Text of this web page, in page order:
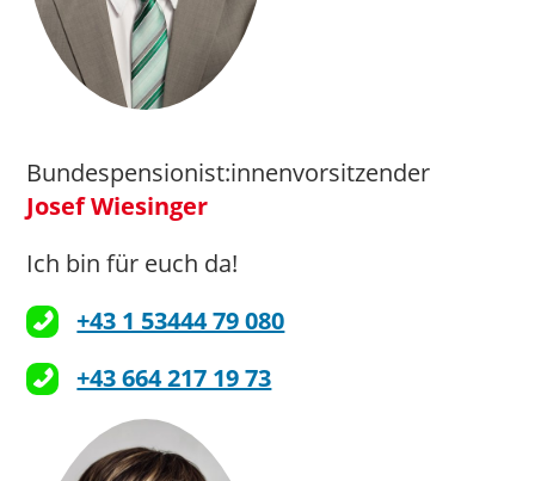
Bundespensionist:innenvorsitzender
Josef Wiesinger
Ich bin für euch da!
+43 1 53444 79 080
+43 664 217 19 73